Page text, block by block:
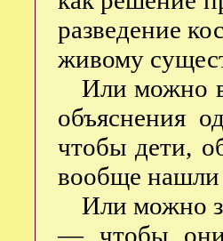
разведение
живому
Или можно
объяснения
чтобы дети,
вообще нашли
Или можно
— чтобы они